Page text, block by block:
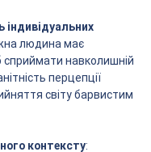
індивідуальних
людина має
сприймати навколишній
перцепції
світу барвистим
контексту: